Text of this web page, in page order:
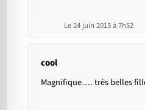
Le 24 juin 2015 à 7h52
cool
Magnifique…. très belles